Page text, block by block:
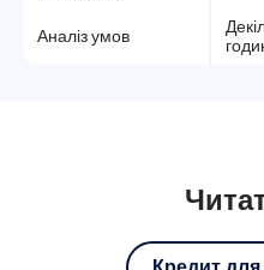
Аналіз умов